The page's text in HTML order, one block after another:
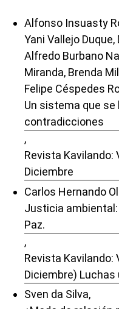
Alfonso Insuasty
Yani Vallejo
Alfredo Burbano
Miranda, Brenda
Felipe Céspedes
Un sistema que
contradicciones
,
Revista Kavilando:
Diciembre
Carlos Hernando
Justicia
Paz.
,
Revista Kavilando:
Diciembre) Luchas
Sven da Silva,